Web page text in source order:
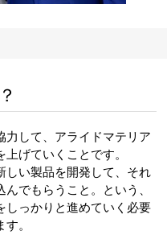
力して、アライドマテリア
げていくことです。
しい製品を開発して、それ
んでもらうこと。という、
しっかりと進めていく必要
。